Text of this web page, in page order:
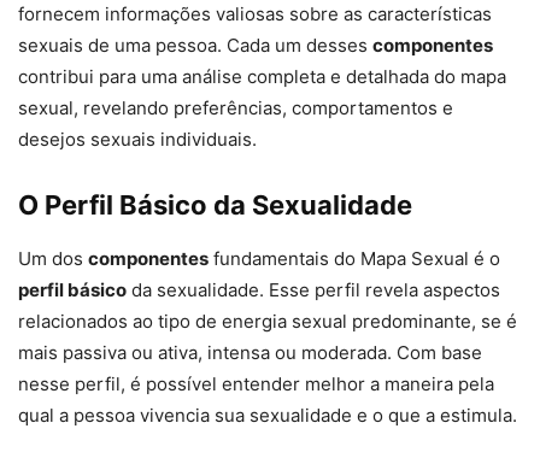
fornecem informações valiosas sobre as características
sexuais de uma pessoa. Cada um desses componentes
contribui para uma análise completa e detalhada do mapa
sexual, revelando preferências, comportamentos e
desejos sexuais individuais.
O Perfil Básico da Sexualidade
Um dos componentes fundamentais do Mapa Sexual é o
perfil básico da sexualidade. Esse perfil revela aspectos
relacionados ao tipo de energia sexual predominante, se é
mais passiva ou ativa, intensa ou moderada. Com base
nesse perfil, é possível entender melhor a maneira pela
qual a pessoa vivencia sua sexualidade e o que a estimula.